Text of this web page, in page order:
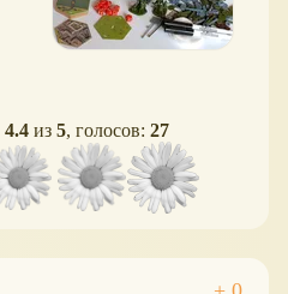
4.4 из 5, голосов: 27